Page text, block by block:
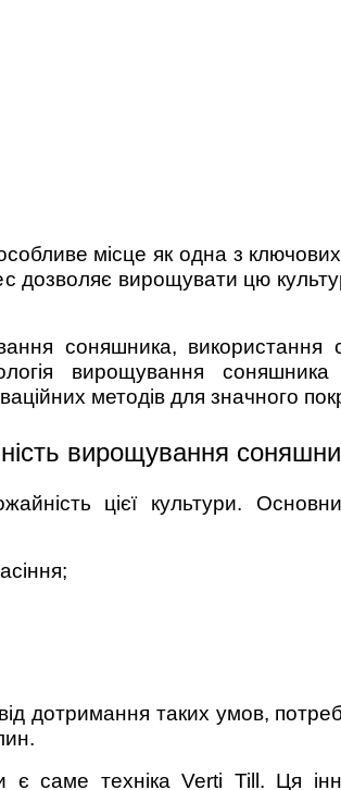
місце як одна з
дозволяє вирощувати цю
соняшника, використання
вирощування соняшника
методів для значного
вирощування
цієї культури.
дотримання таких умов,
саме техніка Verti Till. Ця